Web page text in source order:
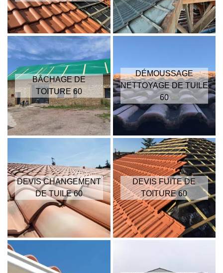
BÂCHAGE DE
TOITURE 60
DÉMOUSSAGE
NETTOYAGE DE TUILE
60
DEVIS CHANGEMENT
DE TUILE 60
DEVIS FUITE DE
TOITURE 60